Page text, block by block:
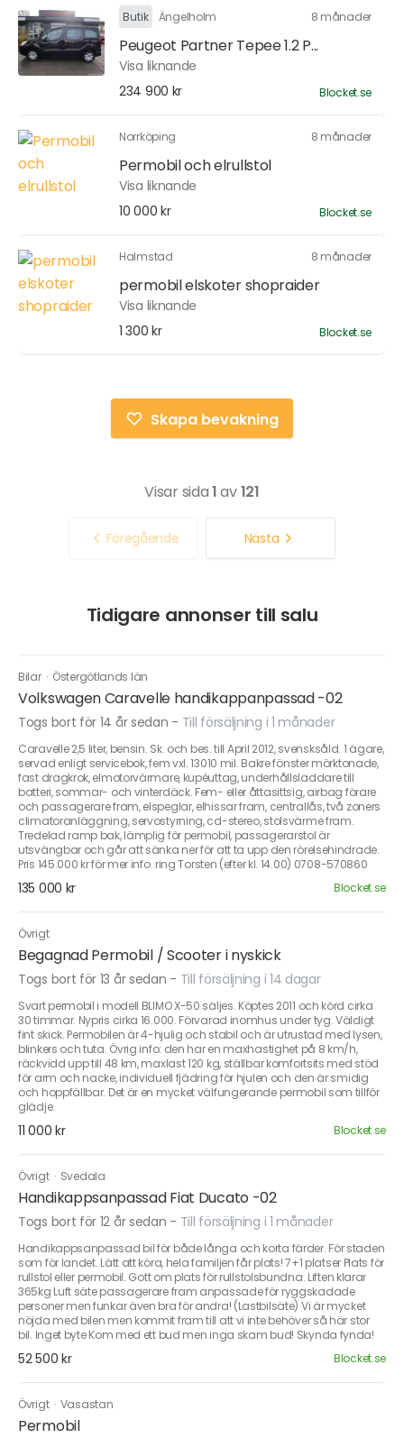
Butik Ängelholm 8 månader
Peugeot Partner Tepee 1.2 P...
Visa liknande
234 900 kr
Blocket.se
Norrköping 8 månader
Permobil och elrullstol
Visa liknande
10 000 kr
Blocket.se
Halmstad 8 månader
permobil elskoter shopraider
Visa liknande
1 300 kr
Blocket.se
Skapa bevakning
Visar sida1av121
Föregående Nästa
Tidigare annonser till salu
Bilar · Östergötlands län
Volkswagen Caravelle handikappanpassad -02
Togs bort för 14 år sedan - Till försäljning i 1 månader
Caravelle 2,5 liter, bensin. Sk. och bes. till April 2012, svensksåld. 1 ägare,
servad enligt servicebok, fem vxl. 13010 mil. Bakre fönster mörktonade,
fast dragkrok, elmotorvärmare, kupéuttag, underhållsladdare till
batteri, sommar- och vinterdäck. Fem- eller åttasittsig, airbag förare
och passagerare fram, elspeglar, elhissar fram, centrallås, två zoners
climatoranläggning, servostyrning, cd-stereo, stolsvärme fram.
Tredelad ramp bak, lämplig för permobil, passagerarstol är
utsvängbar och går att sänka ner för att ta upp den rörelsehindrade.
Pris 145.000 kr för mer info. ring Torsten (efter kl. 14.00) 0708-570860
135 000 kr Blocket.se
Övrigt
Begagnad Permobil / Scooter i nyskick
Togs bort för 13 år sedan - Till försäljning i 14 dagar
Svart permobil i modell BLIMO X-50 säljes. Köptes 2011 och körd cirka
30 timmar. Nypris cirka 16.000. Förvarad inomhus under tyg. Väldigt
fint skick. Permobilen är 4-hjulig och stabil och är utrustad med lysen,
blinkers och tuta. Övrig info: den har en maxhastighet på 8 km/h,
räckvidd upp till 48 km, maxlast 120 kg, ställbar komfortsits med stöd
för arm och nacke, individuell fjädring för hjulen och den är smidig
och hoppfällbar. Det är en mycket välfungerande permobil som tillför
glädje.
11 000 kr Blocket.se
Övrigt · Svedala
Handikappsanpassad Fiat Ducato -02
Togs bort för 12 år sedan - Till försäljning i 1 månader
Handikappsanpassad bil för både långa och korta färder. För staden
som för landet. Lätt att köra, hela familjen får plats! 7+1 platser Plats för
rullstol eller permobil. Gott om plats för rullstolsbundna. Liften klarar
365kg Luft säte passagerare fram anpassade för ryggskadade
personer men funkar även bra för andra! (Lastbilsäte) Vi är mycket
nöjda med bilen men kommit fram till att vi inte behöver så här stor
bil. Inget byte Kom med ett bud men inga skam bud! Skynda fynda!
52 500 kr Blocket.se
Övrigt · Vasastan
Permobil